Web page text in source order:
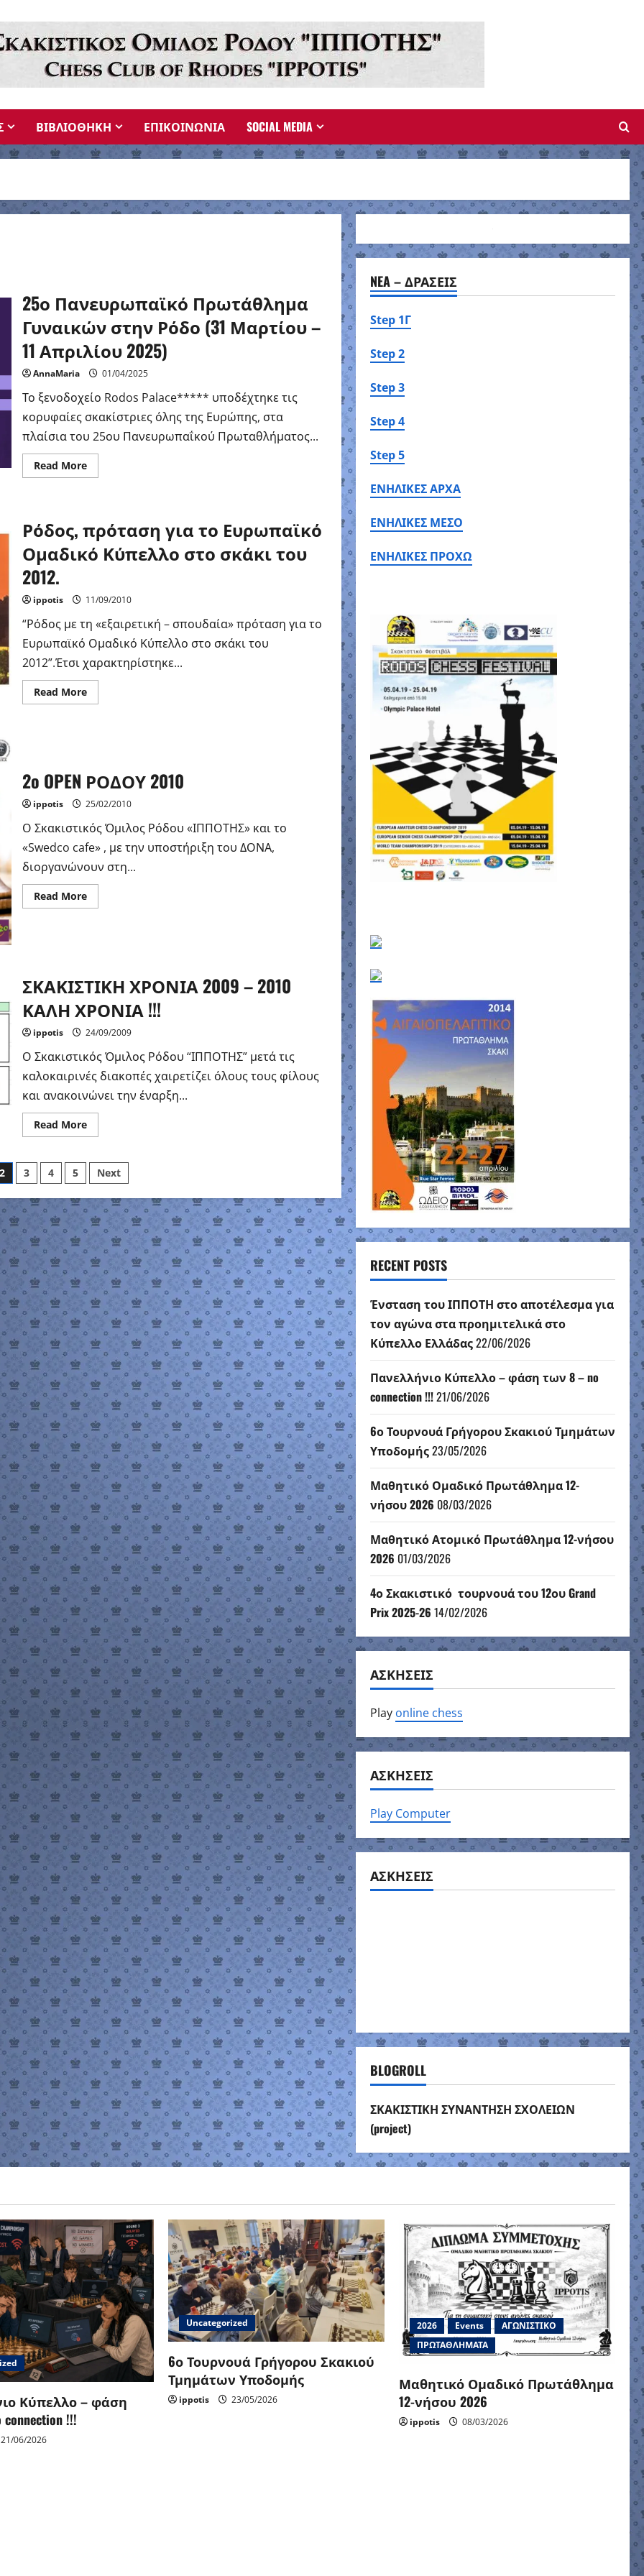
ΒΙΒΛΙΟΘΗΚΗ ΕΠΙΚΟΙΝΩΝΙΑ SOCIAL MEDIA
25ο Πανευρωπαϊκό Πρωτάθλημα
Γυναικών στην Ρόδο (31 Μαρτίου –
11 Απριλίου 2025)
AnnaMaria 01/04/2025
Το ξενοδοχείο Rodos Palace***** υποδέχτηκε τις
κορυφαίες σκακίστριες όλης της Ευρώπης, στα
πλαίσια του 25ου Πανευρωπαΐκού Πρωταθλήματος...
Read MoreRead
more
Γυναικών
στην
Ρόδο
(31
Μαρτίου
Απριλίου
2025)
Ρόδος, πρόταση για το Ευρωπαϊκό
Ομαδικό Κύπελλο στο σκάκι του
2012.
ippotis 11/09/2010
“Ρόδος με τη «εξαιρετική – σπουδαία» πρόταση για το
Ευρωπαϊκό Ομαδικό Κύπελλο στο σκάκι του
2012”.Έτσι χαρακτηρίστηκε...
Read MoreRead
more
Κύπελλο
στο
σκάκι
του
2012.
2o OPEN ΡΟΔΟΥ 2010
ippotis 25/02/2010
Ο Σκακιστικός Όμιλος Ρόδου «ΙΠΠΟΤΗΣ» και το
«Swedco cafe» , με την υποστήριξη του ΔΟΝΑ,
διοργανώνουν στη...
Read MoreRead
more
ΣΚΑΚΙΣΤΙΚΗ ΧΡΟΝΙΑ 2009 – 2010
ΚΑΛΗ ΧΡΟΝΙΑ !!!
ippotis 24/09/2009
Ο Σκακιστικός Όμιλος Ρόδου “ΙΠΠΟΤΗΣ” μετά τις
καλοκαιρινές διακοπές χαιρετίζει όλους τους φίλους
και ανακοινώνει την έναρξη...
Read MoreRead
more
ΧΡΟΝΙΑ
2009
–
ΚΑΛΗ
ΧΡΟΝΙΑ
!!!
2 3 4 5 Next
NEA – ΔΡΑΣΕΙΣ
Step 1Γ
Step 2
Step 3
Step 4
Step 5
ΕΝΗΛΙΚΕΣ ΑΡΧΑ
ΕΝΗΛΙΚΕΣ ΜΕΣΟ
ΕΝΗΛΙΚΕΣ ΠΡΟΧΩ
RECENT POSTS
Ένσταση του ΙΠΠΟΤΗ στο αποτέλεσμα για
τον αγώνα στα προημιτελικά στο
Κύπελλο Ελλάδας22/06/2026
Πανελλήνιο Κύπελλο – φάση των 8 – no
connection !!!21/06/2026
6ο Τουρνουά Γρήγορου Σκακιού Τμημάτων
Υποδομής23/05/2026
Μαθητικό Ομαδικό Πρωτάθλημα 12-
νήσου 2026 08/03/2026
Μαθητικό Ατομικό Πρωτάθλημα 12-νήσου
2026 01/03/2026
4ο Σκακιστικό τουρνουά του 12ου Grand
Prix 2025-26 14/02/2026
ΑΣΚΗΣΕΙΣ
Play online chess
ΑΣΚΗΣΕΙΣ
Play Computer
ΑΣΚΗΣΕΙΣ
BLOGROLL
ΣΚΑΚΙΣΤΙΚΗ ΣΥΝΑΝΤΗΣΗ ΣΧΟΛΕΙΩΝ
(project)
Κύπελλο – φάση
!!!
21/06/2026
Uncategorized
6ο Τουρνουά Γρήγορου Σκακιού
Τμημάτων Υποδομής
ippotis 23/05/2026
2026 Events
ΑΓΩΝΙΣΤΙΚΟ
ΠΡΩΤΑΘΛΗΜΑΤΑ
Μαθητικό Ομαδικό Πρωτάθλημα
12-νήσου 2026
ippotis 08/03/2026